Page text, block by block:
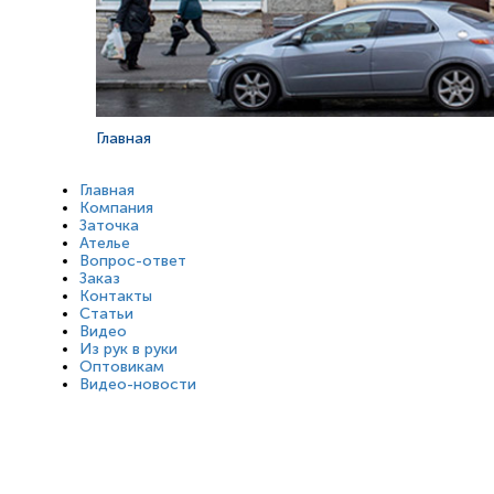
Главная
Главная
Компания
Заточка
Ателье
Вопрос-ответ
Заказ
Контакты
Статьи
Видео
Из рук в руки
Оптовикам
Видео-новости